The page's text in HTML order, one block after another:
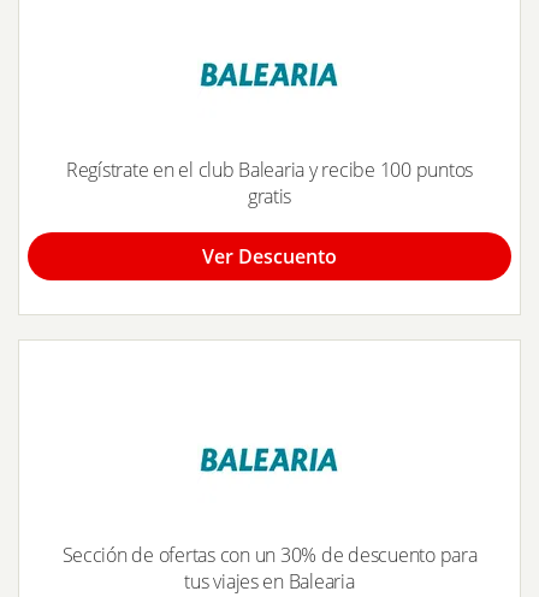
Regístrate en el club Balearia y recibe 100 puntos
gratis
Ver Descuento
Sección de ofertas con un 30% de descuento para
tus viajes en Balearia